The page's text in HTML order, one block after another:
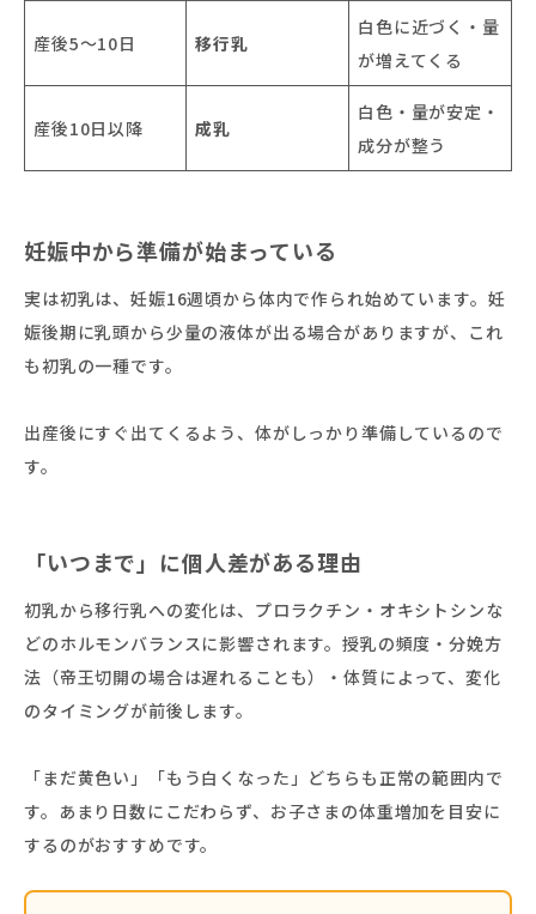
産後5〜10日 移行乳
白色に近づく・量
が増えてくる
産後10日以降 成乳
白色・量が安定・
成分が整う
妊娠中から準備が始まっている
実は初乳は、妊娠16週頃から体内で作られ始めています。妊
娠後期に乳頭から少量の液体が出る場合がありますが、これ
も初乳の一種です。
出産後にすぐ出てくるよう、体がしっかり準備しているので
す。
「いつまで」に個人差がある理由
初乳から移行乳への変化は、プロラクチン・オキシトシンな
どのホルモンバランスに影響されます。授乳の頻度・分娩方
法（帝王切開の場合は遅れることも）・体質によって、変化
のタイミングが前後します。
「まだ黄色い」「もう白くなった」どちらも正常の範囲内で
す。あまり日数にこだわらず、お子さまの体重増加を目安に
するのがおすすめです。